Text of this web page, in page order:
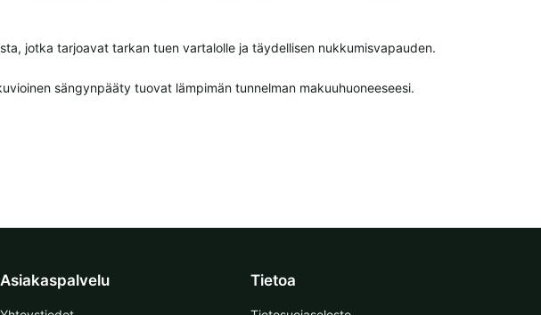
jotka tarjoavat tarkan tuen vartalolle ja täydellisen nukkumisvapauden.
sängynpääty tuovat lämpimän tunnelman makuuhuoneeseesi.
Asiakaspalvelu Tietoa